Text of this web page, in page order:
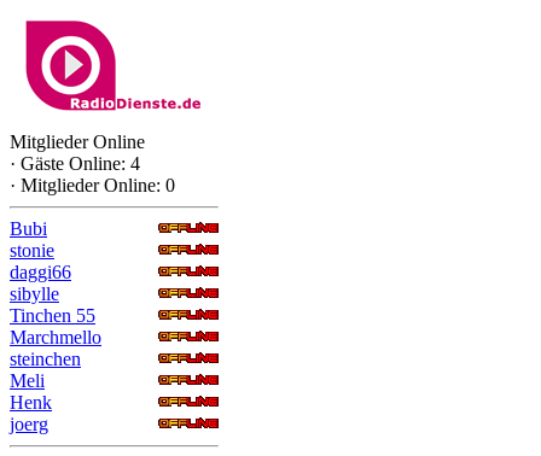
Mitglieder Online
· Gäste Online: 4
· Mitglieder Online: 0
Bubi
stonie
daggi66
sibylle
Tinchen 55
Marchmello
steinchen
Meli
Henk
joerg